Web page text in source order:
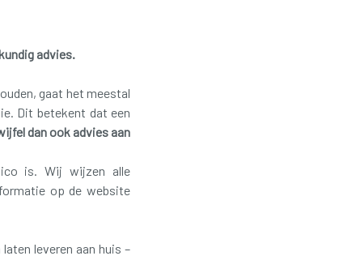
advies.
gaat het meestal
Dit betekent dat een
dan ook advies aan
is. Wij wijzen alle
op de website
leveren aan huis –